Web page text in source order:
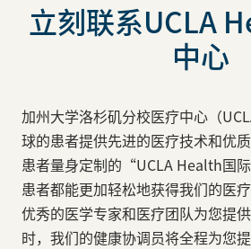
立刻联系UCLA
中心
加州大学洛杉矶分校医疗中心（
球的患者提供先进的医疗技术和优
患者量身定制的“UCLA Health国
患者都能更加轻松地获得我们的医
优秀的医学专家和医疗团队为您提
时，我们的健康协调员将全程为您